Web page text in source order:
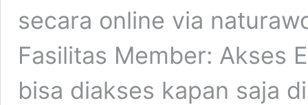
secara online via
Fasilitas Member: Akses
bisa diakses kapan saja di